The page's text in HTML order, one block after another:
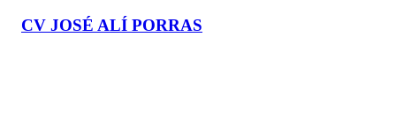
CV JOSÉ ALÍ PORRAS